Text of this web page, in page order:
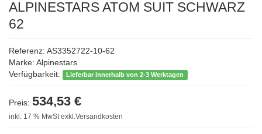
ALPINESTARS ATOM SUIT SCHWARZ
62
Referenz: AS3352722-10-62
Marke: Alpinestars
Verfügbarkeit:
Lieferbar innerhalb von 2-3 Werktagen
Preis: 534,53 €
inkl. 17 % MwSt exkl.Versandkosten